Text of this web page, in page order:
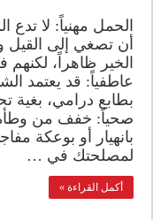
الحمل مهنياً: لا
أن تصغي إلى
الخير ظاهراً، لكنهم
عاطفياً: قد يعتمد
بطابع درامي، بغية
صحياً: خفف من
بانهيار أو بوعكة
لمصلحتك في …
أكمل القراءة »